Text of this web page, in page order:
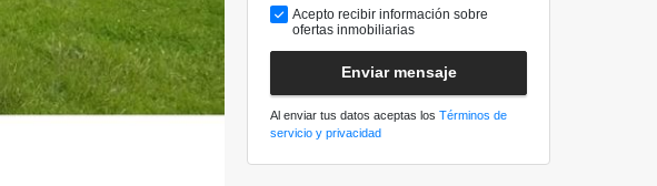
Acepto recibir información sobre
ofertas inmobiliarias
Enviar mensaje
Al enviar tus datos aceptas los Términos de
servicio y privacidad